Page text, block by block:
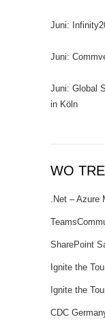
Juni:
Juni:
Juni: Global
in Köln
WO
.Net – Azure
SharePoint
Ignite the
Ignite the
CDC